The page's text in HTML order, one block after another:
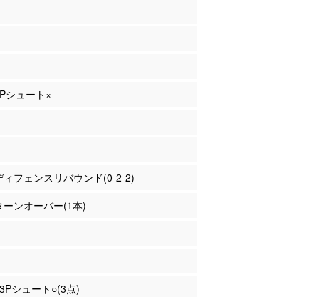
シュート×
ィフェンスリバウンド(0-2-2)
ンオーバー(1本)
シュート○(3点)